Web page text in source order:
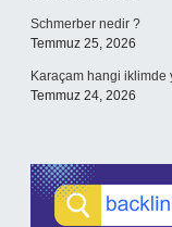
Schmerber nedir ?
Temmuz 25, 2026
Karaçam hangi iklimde
Temmuz 24, 2026